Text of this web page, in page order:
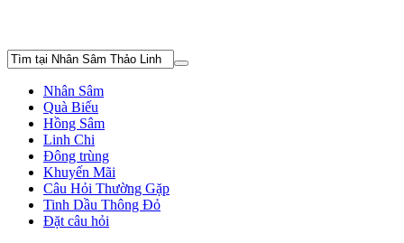
Nhân Sâm
Quà Biếu
Hồng Sâm
Linh Chi
Đông trùng
Khuyến Mãi
Câu Hỏi Thường Gặp
Tinh Dầu Thông Đỏ
Đặt câu hỏi